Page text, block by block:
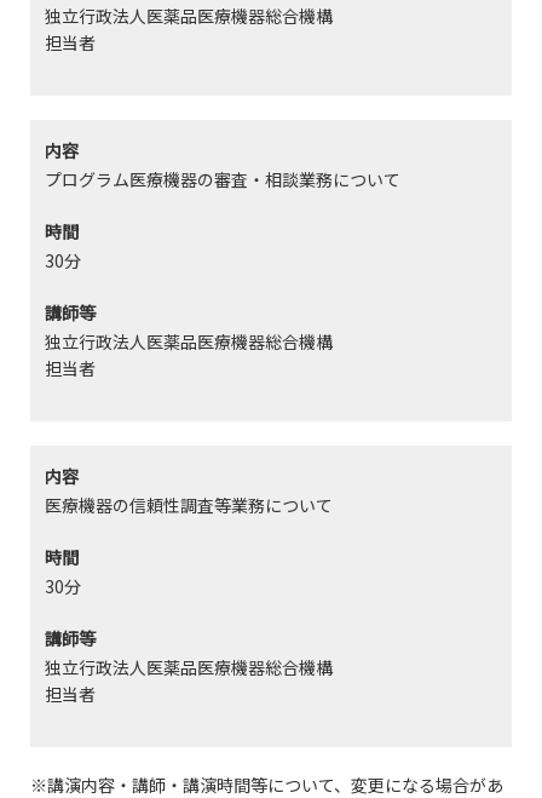
独立行政法人医薬品医療機器総合機構
担当者
内容
プログラム医療機器の審査・相談業務について
時間
30分
講師等
独立行政法人医薬品医療機器総合機構
担当者
内容
医療機器の信頼性調査等業務について
時間
30分
講師等
独立行政法人医薬品医療機器総合機構
担当者
講演内容・講師・講演時間等について、変更になる場合があ